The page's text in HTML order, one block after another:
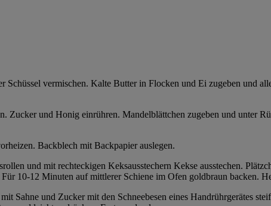
vermischen. Kalte Butter in Flocken und Ei zugeben und
Zucker und Honig einrühren. Mandelblättchen zugeben und unter
Backblech mit Backpapier auslegen.
und mit rechteckigen Keksausstechern Kekse ausstechen.
10-12 Minuten auf mittlerer Schiene im Ofen goldbraun backen.
Sahne und Zucker mit den Schneebesen eines Handrührgerätes